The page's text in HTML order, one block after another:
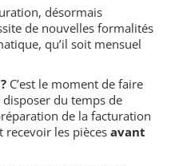
désormais
de nouvelles formalités
qu’il soit mensuel
C’est le moment de faire
du temps de
de la facturation
les pièces avant